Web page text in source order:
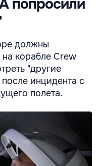
попросили
должны
корабле Crew
"другие
инцидента с
полета.